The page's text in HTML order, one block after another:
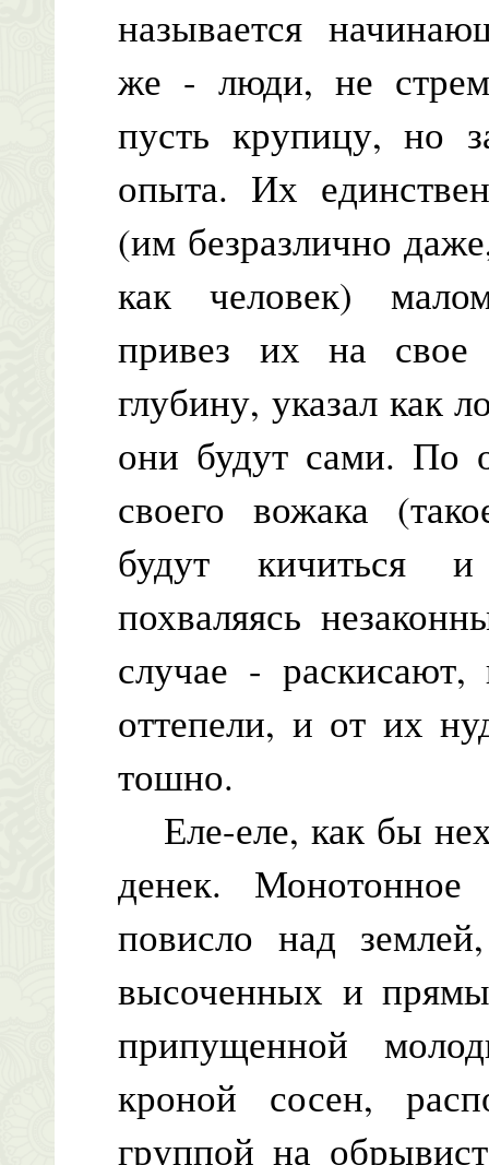
называется
же - люди, не
пусть крупицу, но
опыта. Их
(им безразлично
как человек)
привез их на
глубину, указал как
они будут сами. По
своего вожака
будут кичиться
похваляясь
случае - раскисают,
оттепели, и от их
тошно.
Еле-еле, как бы
денек.
повисло над
высоченных и
припущенной
кроной сосен,
группой на